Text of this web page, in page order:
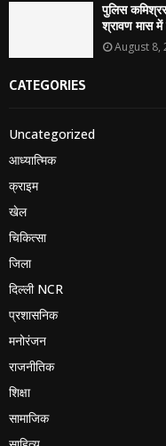
पुलिस कमिश्रर
श्रावण मास
August 8,
CATEGORIES
Uncategorized
आध्यात्मिक
क्राइम
खेल
चिकित्सा
जिला
दिल्ली NCR
प्रशासनिक
मनोरंजन
राजनीतिक
शिक्षा
सामाजिक